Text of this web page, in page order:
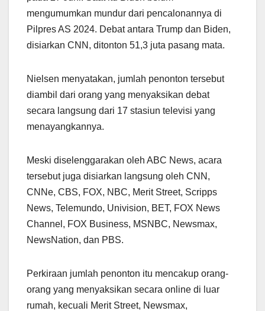
mengumumkan mundur dari pencalonannya di
Pilpres AS 2024. Debat antara Trump dan Biden,
disiarkan CNN, ditonton 51,3 juta pasang mata.
Nielsen menyatakan, jumlah penonton tersebut
diambil dari orang yang menyaksikan debat
secara langsung dari 17 stasiun televisi yang
menayangkannya.
Meski diselenggarakan oleh ABC News, acara
tersebut juga disiarkan langsung oleh CNN,
CNNe, CBS, FOX, NBC, Merit Street, Scripps
News, Telemundo, Univision, BET, FOX News
Channel, FOX Business, MSNBC, Newsmax,
NewsNation, dan PBS.
Perkiraan jumlah penonton itu mencakup orang-
orang yang menyaksikan secara online di luar
rumah, kecuali Merit Street, Newsmax,